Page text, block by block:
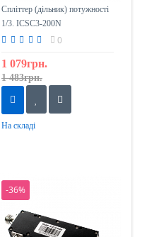
Спліттер (дільник) потужності
1/3. ICSC3-200N
0
1 079грн.
1 483грн.
На складі
-36%